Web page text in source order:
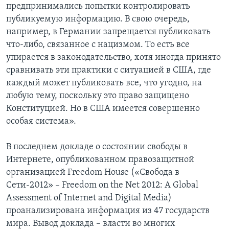
предпринимались попытки контролировать
публикуемую информацию. В свою очередь,
например, в Германии запрещается публиковать
что-либо, связанное с нацизмом. То есть все
упирается в законодательство, хотя иногда принято
сравнивать эти практики с ситуацией в США, где
каждый может публиковать все, что угодно, на
любую тему, поскольку это право защищено
Конституцией. Но в США имеется совершенно
особая система».
В последнем докладе о состоянии свободы в
Интернете, опубликованном правозащитной
организацией Freedom House («Свобода в
Сети-2012» – Freedom on the Net 2012: A Global
Assessment of Internet and Digital Media)
проанализирована информация из 47 государств
мира. Вывод доклада – власти во многих